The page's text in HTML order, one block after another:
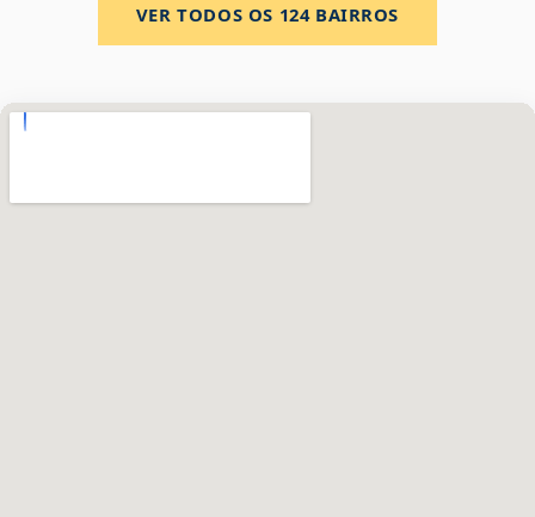
VER TODOS OS 124BAIRROS